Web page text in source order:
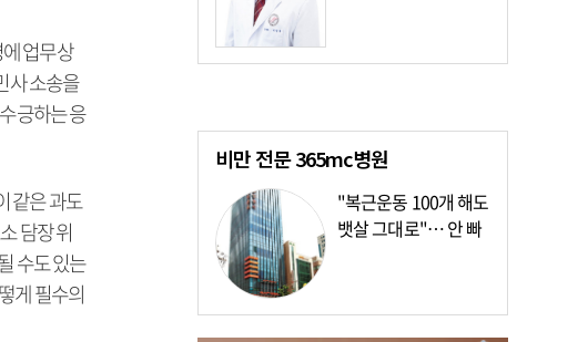
업무상
사 소송을
긍하는 응
같은 과도
담장 위
수도 있는
게 필수의
비만 전문365mc병원
"복근운동 100개 해도
뱃살 그대로"… 안 빠